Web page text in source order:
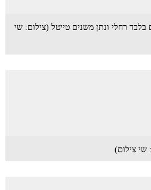
רחלי ונתן משנים טייטל (צילום: שי
שי צילום)